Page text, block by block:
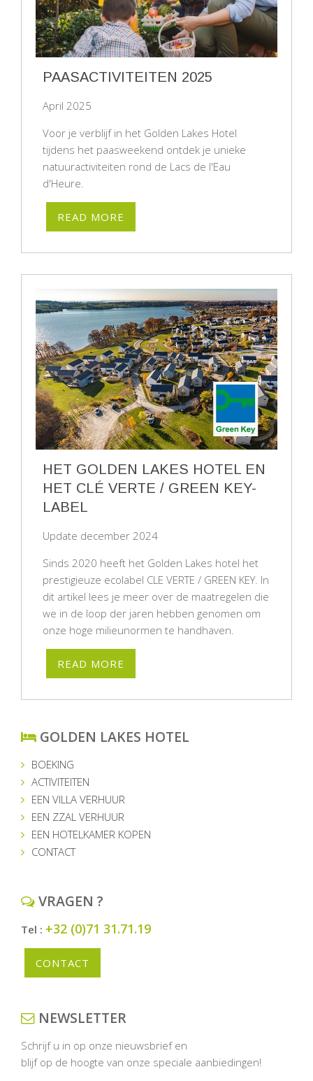
PAASACTIVITEITEN 2025
April 2025
Voor je verblijf in het Golden Lakes Hotel
tijdens het paasweekend ontdek je unieke
natuuractiviteiten rond de Lacs de l'Eau
d'Heure.
READ MORE
HET GOLDEN LAKES HOTEL EN
HET CLÉ VERTE / GREEN KEY-
LABEL
Update december 2024
Sinds 2020 heeft het Golden Lakes hotel het
prestigieuze ecolabel CLE VERTE / GREEN KEY. In
dit artikel lees je meer over de maatregelen die
we in de loop der jaren hebben genomen om
onze hoge milieunormen te handhaven.
READ MORE
GOLDEN LAKES HOTEL
BOEKING
ACTIVITEITEN
EEN VILLA VERHUUR
EEN ZZAL VERHUUR
EEN HOTELKAMER KOPEN
CONTACT
VRAGEN ?
Tel : +32 (0)71 31.71.19
CONTACT
NEWSLETTER
Schrijf u in op onze nieuwsbrief en
blijf op de hoogte van onze speciale aanbiedingen!